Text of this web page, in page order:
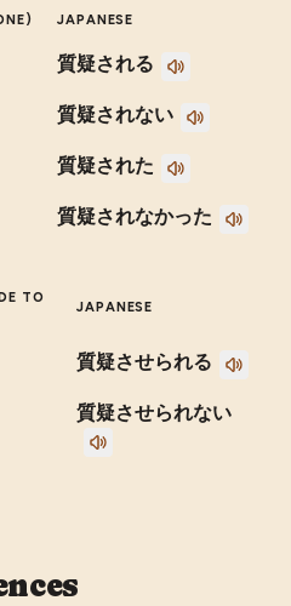
JAPANESE
質疑される
質疑されない
質疑された
質疑されなかった
TO
JAPANESE
質疑させられる
質疑させられない